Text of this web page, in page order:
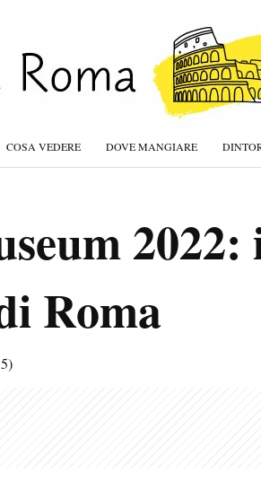
COSA VEDERE DOVE MANGIARE
2022:
Roma